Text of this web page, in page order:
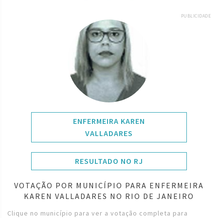
PUBLICIDADE
ENFERMEIRA KAREN
VALLADARES
RESULTADO NO RJ
VOTAÇÃO POR MUNICÍPIO PARA ENFERMEIRA
KAREN VALLADARES NO RIO DE JANEIRO
Clique no município para ver a votação completa para